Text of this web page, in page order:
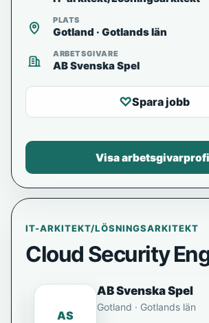
IT-ARKITEKT/LÖSNINGSARKITEKT
Cloud Security
AS
AB Svenska Spel
Gotland · Gotlands län
PLATS
Gotland · Gotlands län
ARBETSGIVARE
AB Svenska Spel
♡Spara jobb
Visa